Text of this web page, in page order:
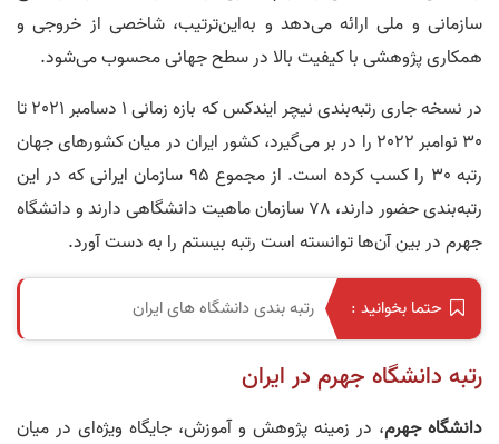
سازمانی و ملی ارائه می‌دهد و به‌این‌ترتیب، شاخصی از خروجی و
همکاری پژوهشی با کیفیت بالا در سطح جهانی محسوب می‌شود.
در نسخه جاری رتبه‌بندی نیچر ایندکس که بازه زمانی 1 دسامبر 2021 تا
30 نوامبر 2022 را در بر می‌گیرد، کشور ایران در میان کشورهای جهان
رتبه 30 را کسب کرده است. از مجموع 95 سازمان ایرانی که در این
رتبه‌بندی حضور دارند، 78 سازمان ماهیت دانشگاهی دارند و دانشگاه
جهرم در بین آن‌ها توانسته است رتبه بیستم را به دست آورد.
حتما بخوانید : رتبه بندی دانشگاه های ایران
رتبه دانشگاه جهرم در ایران
دانشگاه جهرم، در زمینه پژوهش و آموزش، جایگاه ویژه‌ای در میان